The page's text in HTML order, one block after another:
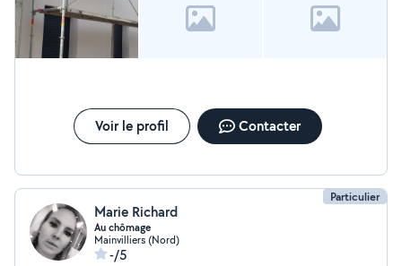
Voir le profil Contacter
Particulier
Marie Richard
Au chômage
Mainvilliers (Nord)
-/5